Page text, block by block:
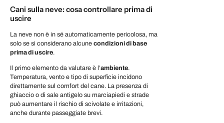
Cani sulla neve: cosa controllare prima di
uscire
La neve non è in sé automaticamente pericolosa, ma
solo se si considerano alcune condizioni di base
prima di uscire.
Il primo elemento da valutare è l’ambiente.
Temperatura, vento e tipo di superficie incidono
direttamente sul comfort del cane. La presenza di
ghiaccio o di sale antigelo su marciapiedi e strade
può aumentare il rischio di scivolate e irritazioni,
anche durante passeggiate brevi.